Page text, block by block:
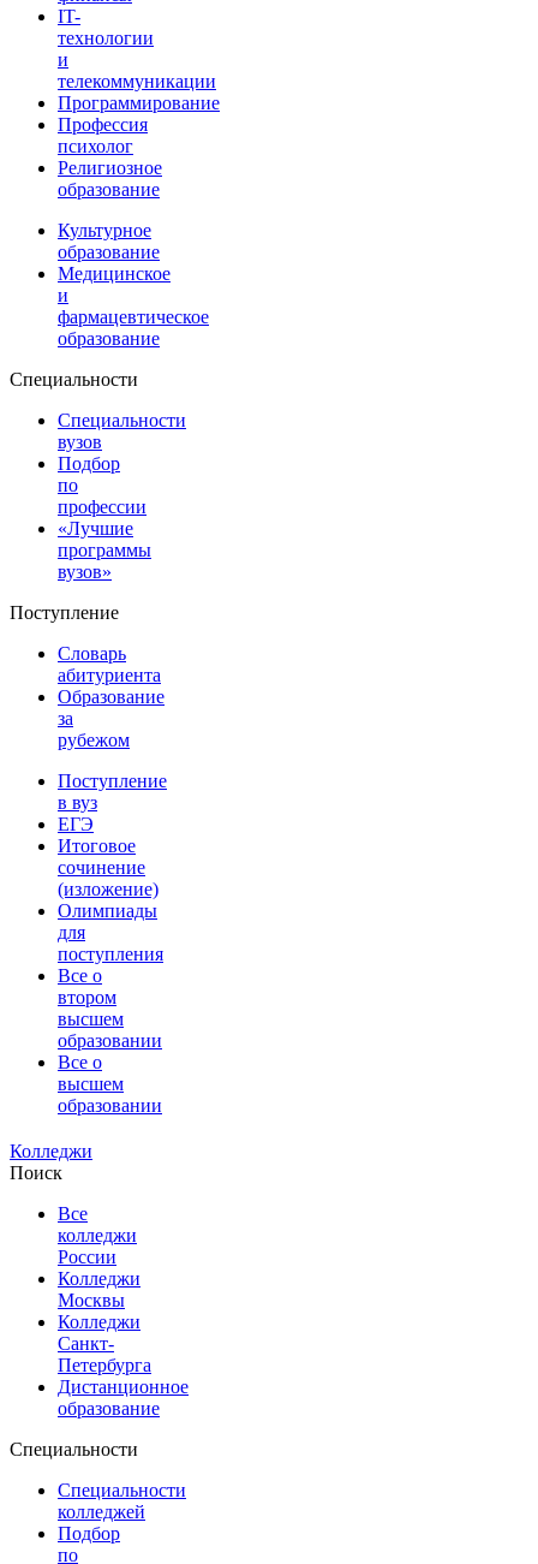
IT-
технологии
и
телекоммуникации
Программирование
Профессия
психолог
Религиозное
образование
Культурное
образование
Медицинское
и
фармацевтическое
образование
Специальности
Специальности
вузов
Подбор
по
профессии
«Лучшие
программы
вузов»
Поступление
Словарь
абитуриента
Образование
за
рубежом
Поступление
в вуз
ЕГЭ
Итоговое
сочинение
(изложение)
Олимпиады
для
поступления
Все о
втором
высшем
образовании
Все о
высшем
образовании
Колледжи
Поиск
Все
колледжи
России
Колледжи
Москвы
Колледжи
Санкт-
Петербурга
Дистанционное
образование
Специальности
Специальности
колледжей
Подбор
по